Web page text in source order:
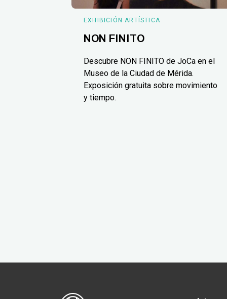
EXHIBICIÓN ARTÍSTICA
NON FINITO
Descubre NON FINITO de JoCa en el
Museo de la Ciudad de Mérida.
Exposición gratuita sobre movimiento
y tiempo.